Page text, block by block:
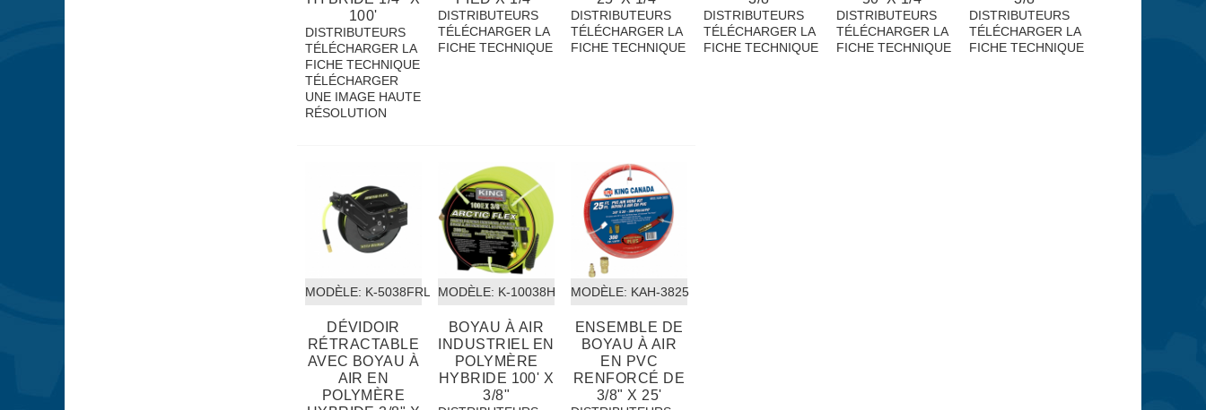
100'
DISTRIBUTEURS
TÉLÉCHARGER LA
FICHE TECHNIQUE
TÉLÉCHARGER
UNE IMAGE HAUTE
RÉSOLUTION
DISTRIBUTEURS
TÉLÉCHARGER LA
FICHE TECHNIQUE
DISTRIBUTEURS
TÉLÉCHARGER LA
FICHE TECHNIQUE
DISTRIBUTEURS
TÉLÉCHARGER LA
FICHE TECHNIQUE
DISTRIBUTEURS
TÉLÉCHARGER LA
FICHE TECHNIQUE
DISTRIBUTEURS
TÉLÉCHARGER LA
FICHE TECHNIQUE
MODÈLE: K-5038FRL
DÉVIDOIR
RÉTRACTABLE
AVEC BOYAU À
AIR EN
POLYMÈRE
MODÈLE: K-10038H
BOYAU À AIR
INDUSTRIEL EN
POLYMÈRE
HYBRIDE 100' X
3/8"
MODÈLE: KAH-3825
ENSEMBLE DE
BOYAU À AIR
EN PVC
RENFORCÉ DE
3/8" X 25'